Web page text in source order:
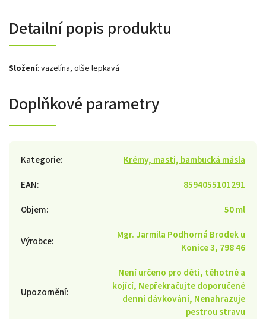
Detailní popis produktu
Složení: vazelína, olše lepkavá
Doplňkové parametry
Kategorie:
Krémy, masti, bambucká másla
EAN:
8594055101291
Objem: 50 ml
Výrobce:
Mgr. Jarmila Podhorná Brodek u
Konice 3, 798 46
Upozornění:
Není určeno pro děti, těhotné a
kojící, Nepřekračujte doporučené
denní dávkování, Nenahrazuje
pestrou stravu